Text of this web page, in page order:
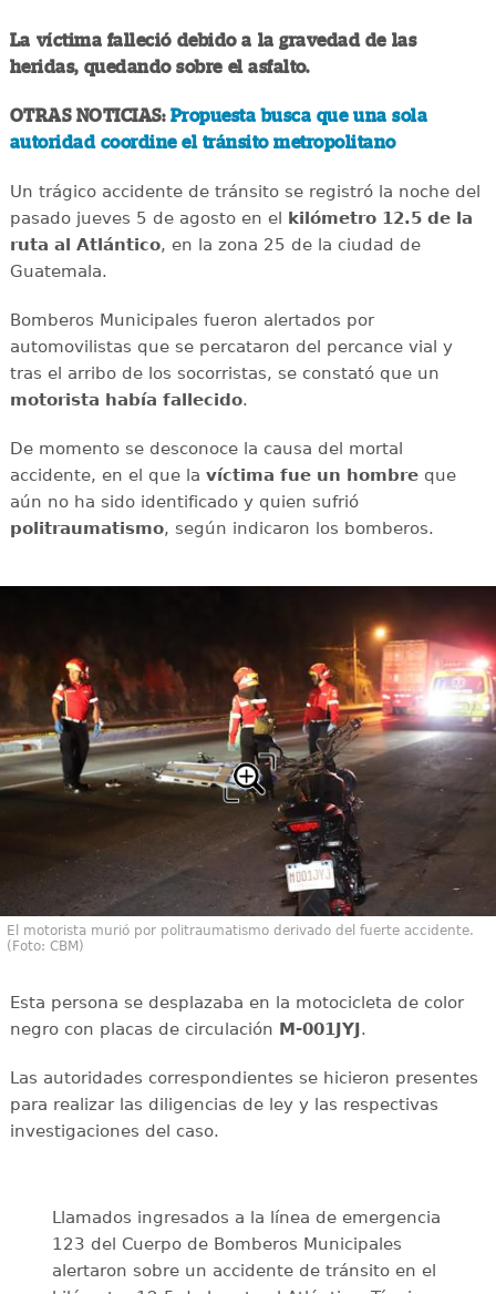
La víctima falleció debido a la gravedad de las
heridas, quedando sobre el asfalto.
OTRAS NOTICIAS: Propuesta busca que una sola
autoridad coordine el tránsito metropolitano
Un trágico accidente de tránsito se registró la noche del
pasado jueves 5 de agosto en el kilómetro 12.5 de la
ruta al Atlántico, en la zona 25 de la ciudad de
Guatemala.
Bomberos Municipales fueron alertados por
automovilistas que se percataron del percance vial y
tras el arribo de los socorristas, se constató que un
motorista había fallecido.
De momento se desconoce la causa del mortal
accidente, en el que la víctima fue un hombreque
aún no ha sido identificado y quien sufrió
politraumatismo, según indicaron los bomberos.
El motorista murió por politraumatismo derivado del fuerte accidente.
(Foto: CBM)
Esta persona se desplazaba en la motocicleta de color
negro con placas de circulación M-001JYJ .
Las autoridades correspondientes se hicieron presentes
para realizar las diligencias de ley y las respectivas
investigaciones del caso.
Llamados ingresados a la línea de emergencia
123 del Cuerpo de Bomberos Municipales
alertaron sobre un accidente de tránsito en el